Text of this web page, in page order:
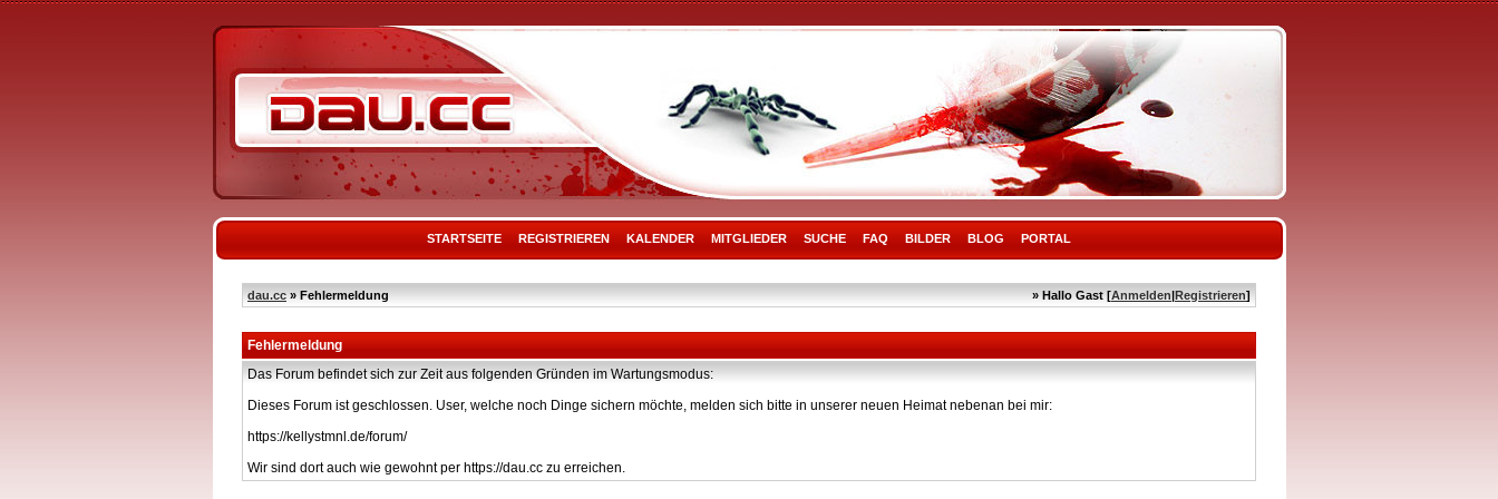
STARTSEITE REGISTRIEREN KALENDER MITGLIEDER SUCHE FAQ BILDER BLOG PORTAL
dau.cc » Fehlermeldung » Hallo Gast [Anmelden|Registrieren]
Fehlermeldung
Das Forum befindet sich zur Zeit aus folgenden Gründen im Wartungsmodus:
Dieses Forum ist geschlossen. User, welche noch Dinge sichern möchte, melden sich bitte in unserer neuen Heimat nebenan bei mir:
https://kellystmnl.de/forum/
Wir sind dort auch wie gewohnt per https://dau.cc zu erreichen.